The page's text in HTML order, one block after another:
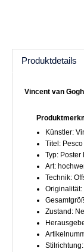
Produktdetails
Vincent van
Künstler:
Titel:
Typ: Poster
Art:
Technik:
Zustand:
Stilrichtung: